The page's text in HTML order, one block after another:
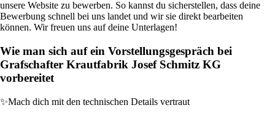
unsere Website zu bewerben. So kannst du sicherstellen, dass deine
Bewerbung schnell bei uns landet und wir sie direkt bearbeiten
können. Wir freuen uns auf deine Unterlagen!
Wie man sich auf ein Vorstellungsgespräch bei
Grafschafter Krautfabrik Josef Schmitz KG
vorbereitet
✨Mach dich mit den technischen Details vertraut